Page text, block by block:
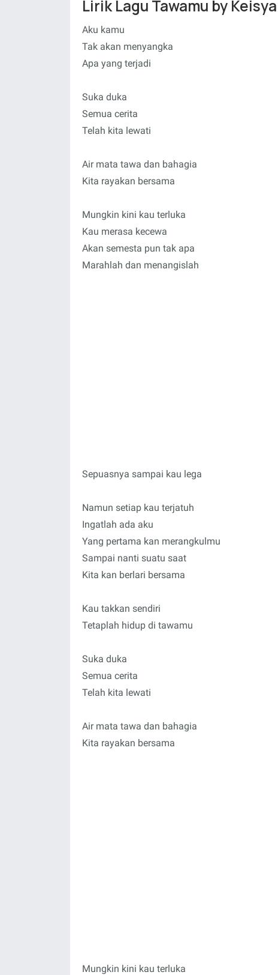
Lirik Lagu Tawamu by
Aku kamu
Tak akan menyangka
Apa yang terjadi
Suka duka
Semua cerita
Telah kita lewati
Air mata tawa dan bahagia
Kita rayakan bersama
Mungkin kini kau terluka
Kau merasa kecewa
Akan semesta pun tak apa
Marahlah dan menangislah
Sepuasnya sampai kau lega
Namun setiap kau terjatuh
Ingatlah ada aku
Yang pertama kan merangkulmu
Sampai nanti suatu saat
Kita kan berlari bersama
Kau takkan sendiri
Tetaplah hidup di tawamu
Suka duka
Semua cerita
Telah kita lewati
Air mata tawa dan bahagia
Kita rayakan bersama
Mungkin kini kau terluka